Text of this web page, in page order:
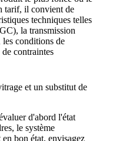
tarif, il convient de
techniques telles
la transmission
conditions de
contraintes
et un substitut de
d'abord l'état
le système
bon état, envisagez